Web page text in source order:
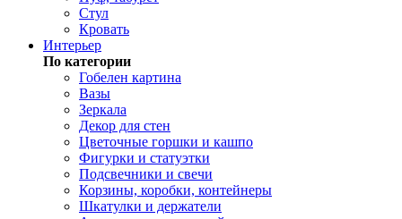
Стул
Кровать
Интерьер
По категории
Гобелен картина
Вазы
Зеркала
Декор для стен
Цветочные горшки и кашпо
Фигурки и статуэтки
Подсвечники и свечи
Корзины, коробки, контейнеры
Шкатулки и держатели